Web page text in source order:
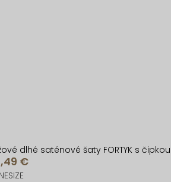
dlhé saténové šaty FORTYK s čipkou
€